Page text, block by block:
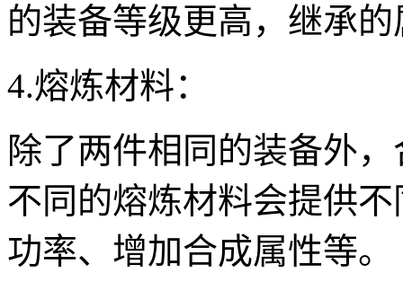
的装备等级更高，继承
4.熔炼材料：
除了两件相同的装备外
不同的熔炼材料会提供
功率、增加合成属性等。